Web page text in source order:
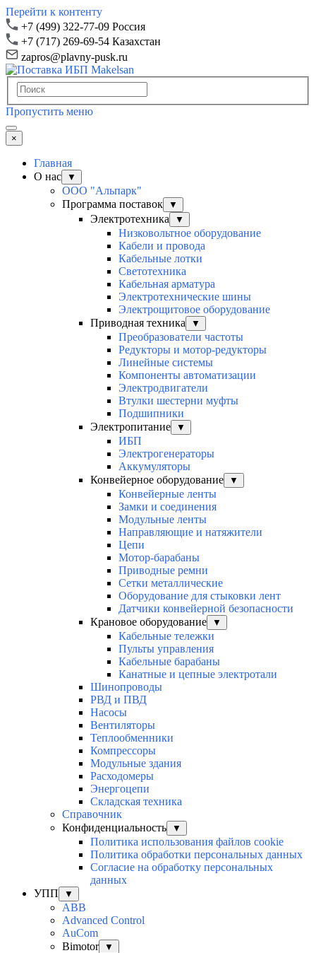
Перейти к контенту
+7 (499) 322-77-09 Россия
+7 (717) 269-69-54 Казахстан
zapros@plavny-pusk.ru
Пропустить меню
×
Главная
О нас
▼
ООО "Альпарк"
Программа поставок
▼
Электротехника ▼
Низковольтное оборудование
Кабели и провода
Кабельные лотки
Светотехника
Кабельная арматура
Электротехнические шины
Электрощитовое оборудование
Приводная техника
▼
Преобразователи частоты
Редукторы и мотор-редукторы
Линейные системы
Компоненты автоматизации
Электродвигатели
Втулки шестерни муфты
Подшипники
Электропитание
▼
ИБП
Электрогенераторы
Аккумуляторы
Конвейерное оборудование
▼
Конвейерные ленты
Замки и соединения
Модульные ленты
Направляющие и натяжители
Цепи
Мотор-барабаны
Приводные ремни
Сетки металлические
Оборудование для стыковки лент
Датчики конвейерной безопасности
Крановое оборудование
▼
Кабельные тележки
Пульты управления
Кабельные барабаны
Канатные и цепные электротали
Шинопроводы
РВД и ПВД
Насосы
Вентиляторы
Теплообменники
Компрессоры
Модульные здания
Расходомеры
Энергоцепи
Складская техника
Справочник
Конфиденциальность
▼
Политика использования файлов cookie
Политика обработки персональных данных
Согласие на обработку персональных
данных
УПП
▼
ABB
Advanced Control
AuСom
Bimotor
▼